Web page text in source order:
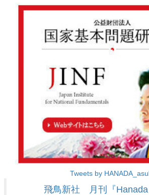
Tweets by
飛鳥新社 月刊『Hanada